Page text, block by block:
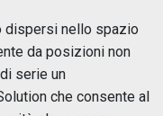
dispersi nello spazio
da posizioni non
serie un
che consente al